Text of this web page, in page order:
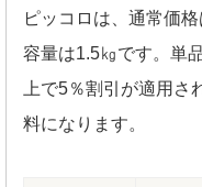
ピッコロは、通常価
容量は1.5㎏です。単
上で5％割引が適用
料になります。